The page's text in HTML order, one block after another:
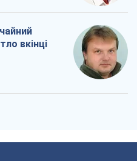
вкінці